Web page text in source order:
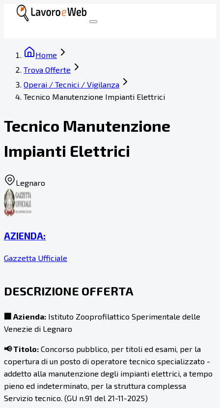
Home
Trova Offerte
Operai / Tecnici / Vigilanza
Tecnico Manutenzione Impianti Elettrici
Tecnico Manutenzione
Impianti Elettrici
Legnaro
AZIENDA:
Gazzetta Ufficiale
DESCRIZIONE OFFERTA
🏢 Azienda: Istituto Zooprofilattico Sperimentale delle
Venezie di Legnaro
📢 Titolo: Concorso pubblico, per titoli ed esami, per la
copertura di un posto di operatore tecnico specializzato -
addetto alla manutenzione degli impianti elettrici, a tempo
pieno ed indeterminato, per la struttura complessa
Servizio tecnico. (GU n.91 del 21-11-2025)